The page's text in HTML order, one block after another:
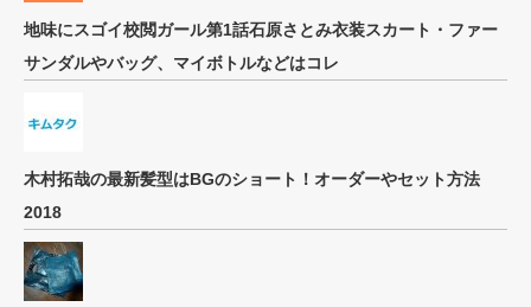
地味にスゴイ校閲ガール第1話石原さとみ衣装スカート・ファー
サンダルやバッグ、マイボトルなどはコレ
木村拓哉の最新髪型はBGのショート！オーダーやセット方法
2018